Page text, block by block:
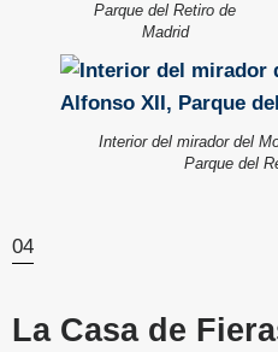
Parque del Retiro de
Madrid
Interior del mirador del
Parque del
04
La Casa de